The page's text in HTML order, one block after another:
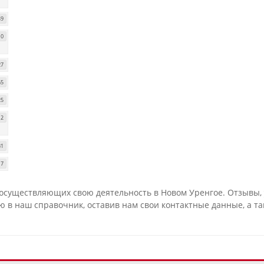
свою деятельность в Новом Уренгое. Отзывы,
наш справочник, оставив нам свои контактные данные, а